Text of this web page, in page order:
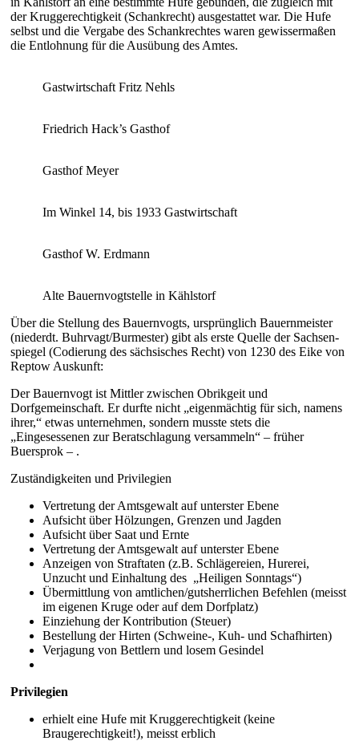
der Kruggerechtigkeit (Schankrecht) ausgestattet war. Die Hufe
selbst und die Vergabe des Schankrechtes waren gewissermaßen
die Entlohnung für die Ausübung des Amtes.
Gastwirtschaft Fritz Nehls
Friedrich Hack’s Gasthof
Gasthof Meyer
Im Winkel 14, bis 1933 Gastwirtschaft
Gasthof W. Erdmann
Alte Bauernvogtstelle in Kählstorf
Über die Stellung des Bauernvogts, ursprünglich Bauernmeister
(niederdt. Buhrvagt/Burmester) gibt als erste Quelle der Sachsen­
spiegel (Codierung des sächsisches Recht) von 1230 des Eike von
Reptow Auskunft:
Der Bauernvogt ist Mittler zwischen Obrikgeit und
Dorfgemeinschaft. Er durfte nicht „eigenmächtig für sich, namens
ihrer,“ etwas unternehmen, sondern musste stets die
„Eingesessenen zur Beratschlagung versammeln“ – früher
Buersprok – .
Zuständigkeiten und Privilegien
Vertretung der Amtsgewalt auf unterster Ebene
Aufsicht über Hölzungen, Grenzen und Jagden
Aufsicht über Saat und Ernte
Vertretung der Amtsgewalt auf unterster Ebene
Anzeigen von Straftaten (z.B. Schlägereien, Hurerei,
Unzucht und Einhaltung des „Heiligen Sonntags“)
Übermittlung von amtlichen/gutsherrlichen Befehlen (meisst
im eigenen Kruge oder auf dem Dorfplatz)
Einziehung der Kontribution (Steuer)
Bestellung der Hirten (Schweine-, Kuh- und Schafhirten)
Verjagung von Bettlern und losem Gesindel
Privilegien
erhielt eine Hufe mit Kruggerechtigkeit (keine
Braugerechtigkeit!), meisst erblich